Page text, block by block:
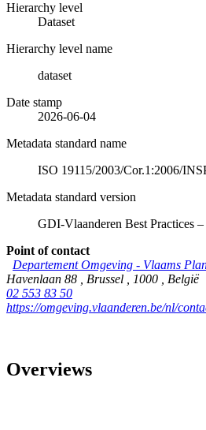
Hierarchy level
Dataset
Hierarchy level name
dataset
Date stamp
2026-06-04
Metadata standard name
ISO 19115/2003/Cor.1:2006/
Metadata standard version
GDI-Vlaanderen Best Practices
Point of contact
Departement Omgeving - Vlaams
Havenlaan 88
Brussel 1000
België
02 553 83 50
https://omgeving.vlaanderen.be/nl/
Overviews